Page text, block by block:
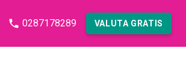
0287178289 VALUTA GRATIS